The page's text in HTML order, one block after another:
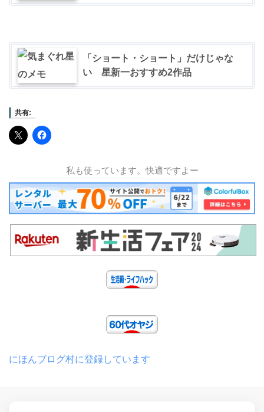
「ショート・ショート」だけじゃな
い 星新一おすすめ2作品
共有:
私も使っています。快適ですよー
にほんブログ村に登録しています